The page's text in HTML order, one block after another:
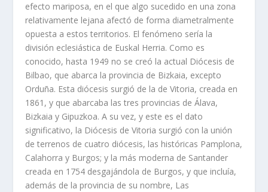
efecto mariposa, en el que algo sucedido en una zona
relativamente lejana afectó de forma diametralmente
opuesta a estos territorios. El fenómeno sería la
división eclesiástica de Euskal Herria. Como es
conocido, hasta 1949 no se creó la actual Diócesis de
Bilbao, que abarca la provincia de Bizkaia, excepto
Orduña. Esta diócesis surgió de la de Vitoria, creada en
1861, y que abarcaba las tres provincias de Álava,
Bizkaia y Gipuzkoa. A su vez, y este es el dato
significativo, la Diócesis de Vitoria surgió con la unión
de terrenos de cuatro diócesis, las históricas Pamplona,
Calahorra y Burgos; y la más moderna de Santander
creada en 1754 desgajándola de Burgos, y que incluía,
además de la provincia de su nombre, Las